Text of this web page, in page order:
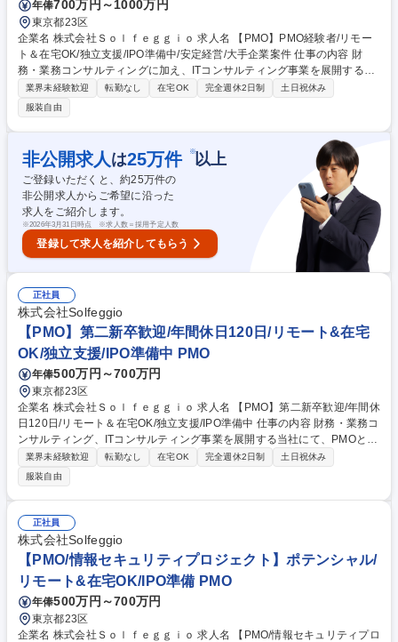
年俸700万円～1000万円
東京都23区
企業名 株式会社Ｓｏｌｆｅｇｇｉｏ 求人名 【PMO】PMO経験者/リモー
ト＆在宅OK/独立支援/IPO準備中/安定経営/大手企業案件 仕事の内容 財
務・業務コンサルティングに加え、ITコンサルティング事業を展開する当
社にて、PMO（即戦力）として、プロジェクトを主導をいただきます。数
億～数10億の大手企業の案件に関われるポジションです。 【具体的に
は】 ■将来的には、PMOとして1つの案件のメイン担当となっていただく
ポジション（提案書作成、業務の可視化、製品の導入及び運用支援、進捗
管理や報告） ■案件詳細：大手企業/数億から数10億の案件大規模案件に関
わることができ、スキルが磨ける ★独立を目指す社員も多く、スキルを身
に付けたい方を応援する風土です 募集職種 【PMO】PMO経験者/リモート
＆在宅OK/独立支援/IPO準備中/安定経営/大手企業案件
業界未経験歓迎 転勤なし 在宅OK 完全週休2日制
土日祝休み
服装自由
非公開求人 は25万件 ※以上
ご登録いただくと、約25万件の
非公開求人からご希望に沿った
求人をご紹介します。
※2026年3月31日時点 ※求人数＝採用予定人数
登録して求人を紹介してもらう
正社員
株式会社Solfeggio
【PMO】第二新卒歓迎/年間休日120日/リモート&在宅
OK/独立支援/IPO準備中 PMO
年俸500万円～700万円
東京都23区
企業名 株式会社Ｓｏｌｆｅｇｇｉｏ 求人名 【PMO】第二新卒歓迎/年間休
日120日/リモート＆在宅OK/独立支援/IPO準備中 仕事の内容 財務・業務コ
ンサルティング、ITコンサルティング事業を展開する当社にて、PMOとし
て、プロジェクトを主導をいただきます。セキュリティエンジニア経験を
活かしながら活躍できる環境です。 【具体的には】 ★ワークライフバラ
ンスを大切にしながら数億～数10億の大手企業の案件に関わる環境です。
■将来的には、PMとして1つの案件のメイン担当となっていただくポジシ
ョン（提案書作成、業務の可視化、製品の導入及び運用支援、進捗管理や
報告）■案件詳細：大手企業/数億から数10億の案件大規模案件に関わるこ
とができ、スキルが磨ける ★独立を目指す社員も多く、スキルを身に付け
たい方を応援する風土です 募集職種 【PMO】第二新卒歓迎/年間休日120
日/リモート＆在宅OK/独立支援/IPO準備中
業界未経験歓迎 転勤なし 在宅OK 完全週休2日制
土日祝休み
服装自由
正社員
株式会社Solfeggio
【PMO/情報セキュリティプロジェクト】ポテンシャル/
リモート&在宅OK/IPO準備 PMO
年俸500万円～700万円
東京都23区
企業名 株式会社Ｓｏｌｆｅｇｇｉｏ 求人名 【PMO/情報セキュリティプロ